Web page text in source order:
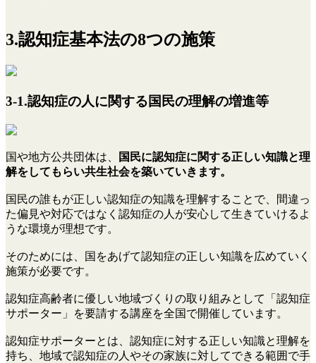
3.認知症基本法の8つの施策
3-1.認知症の人に関する国民の理解の増進等
国や地方公共団体は、
国民に認知症に関する正しい知識と理
解をしてもらい共生社会を築いていきます。
国民の誰もが正しい認知症の知識を理解することで、間違っ
た偏見や対応ではなく認知症の人が安心して生きていけるよ
うな環境が理想です。
そのためには、国をあげて認知症の正しい知識を広めていく
施策が必要です。
認知症高齢者に優しい地域づくりの取り組みとして「認知症
サポーター」を要請する講座を全国で開催しています。
認知症サポーターとは、認知症に対する正しい知識と理解を
持ち、地域で認知症の人やその家族に対してできる範囲で手